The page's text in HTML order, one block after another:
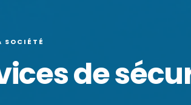
SOCIÉTÉ
de